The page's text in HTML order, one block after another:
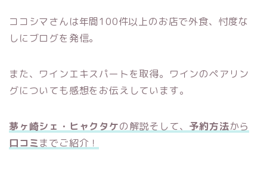
ココシマさんは年間100件以上のお店で外食、忖度な
しにブログを発信。
また、ワインエキスパートを取得。ワインのペアリン
グについても感想をお伝えしています。
茅ヶ崎シェ・ヒャクタケの解説そして、 予約方法から
口コミまでご紹介！